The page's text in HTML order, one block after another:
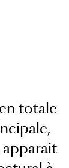
totale
apparait